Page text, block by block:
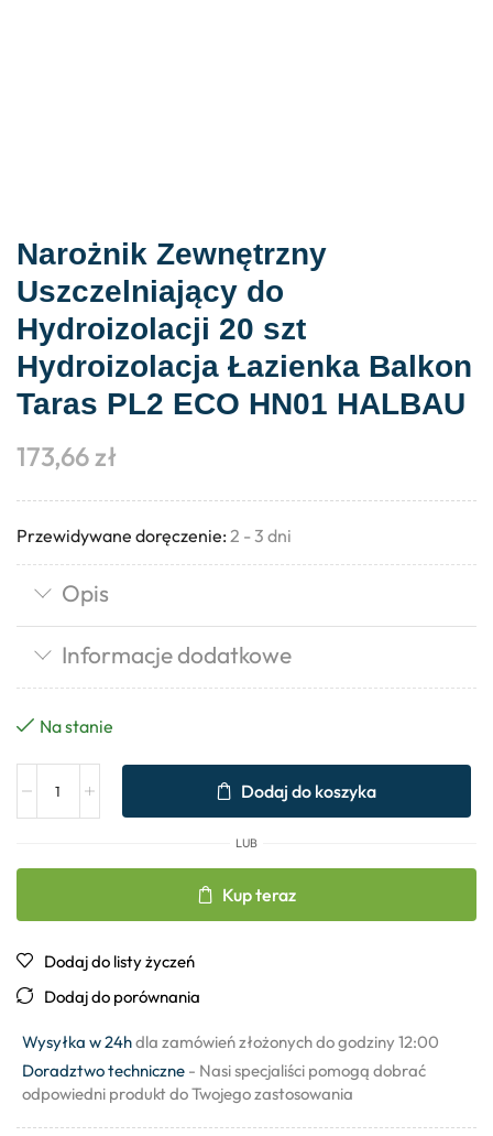
Narożnik Zewnętrzny
Uszczelniający do
Hydroizolacji 20 szt
Hydroizolacja Łazienka Balkon
Taras PL2 ECO HN01 HALBAU
173,66zł
Przewidywane doręczenie: 2 - 3 dni
Opis
Informacje dodatkowe
Na stanie
Dodaj do koszyka
LUB
Kup teraz
Dodaj do listy życzeń
Dodaj do porównania
Wysyłka w 24hdla zamówień złożonych do godziny 12:00
Doradztwo techniczne - Nasi specjaliści pomogą dobrać
odpowiedni produkt do Twojego zastosowania